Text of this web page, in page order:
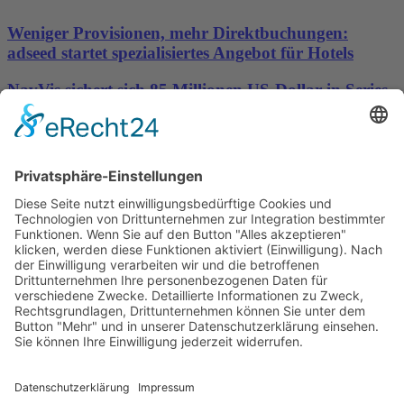
Weniger Provisionen, mehr Direktbuchungen:
adseed startet spezialisiertes Angebot für Hotels
NavVis sichert sich 85 Millionen US-Dollar in Series-
D-Finanzierungsrunde, um die Datengrundlage für
physische KI bereitzustellen
Impressum
Datenschutz
Kooperation
Werbung
Presse- und Öffentlichkeitsarbeit
Aktuelles
Themenwelt